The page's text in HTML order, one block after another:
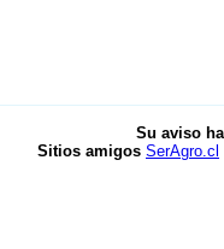
Su aviso
Sitios amigos SerAgro.cl